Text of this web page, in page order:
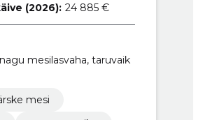
(2026): 24 885 €
mesilasvaha, taruvaik
mesi